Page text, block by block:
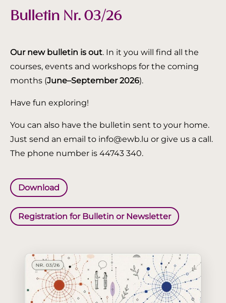
Bulletin Nr. 03/26
Our new bulletin is out. In it you will find all the
courses, events and workshops for the coming
months (June–September 2026).
Have fun exploring!
You can also have the bulletin sent to your home.
Just send an email to info@ewb.lu or give us a call.
The phone number is 44743 340.
Download
Registration for Bulletin or Newsletter